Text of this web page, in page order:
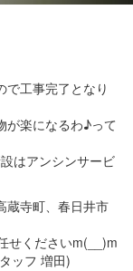
で工事完了となり
が楽になるわ♪って
はアンシンサービ
蔵寺町、春日井市
せくださいm(__)m
ッフ 増田)